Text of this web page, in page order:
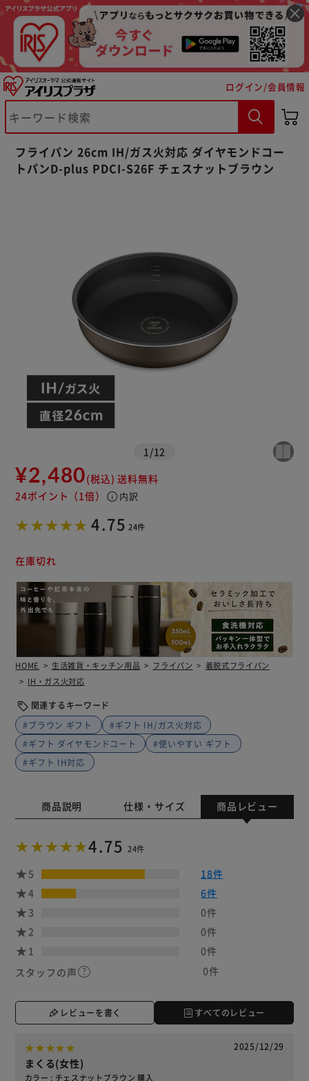
ログイン/会員情報
フライパン 26cm IH/ガス火対応 ダイヤモンドコー
トパンD-plus PDCI-S26F チェスナットブラウン
1 /12
¥2,480(税込) 送料無料
24ポイント （1倍） info 内訳
4.75 24件
在庫切れ
HOME 生活雑貨・キッチン用品 フライパン
着脱式フライパン
IH・ガス火対応
関連するキーワード
#ブラウン ギフト
#ギフト IH/ガス火対応
#ギフト ダイヤモンドコート
#使いやすい ギフト
#ギフト IH対応
商品説明 仕様・サイズ 商品レビュー
4.75 24件
5
18件
4
6件
3
0件
2
0件
1
0件
スタッフの声
0件
レビューを書く すべてのレビュー
2025/12/29
まくる(女性)
カラー : チェスナットブラウン 購入
カートに入れる 購入手続きへ